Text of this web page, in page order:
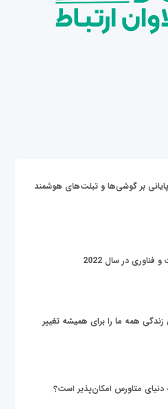
بر گوشی‌ها و تبلت‌های هوشمند
همه ما را برای همیشه تغییر
دنیای متاورس امکان‌پذیر است؟